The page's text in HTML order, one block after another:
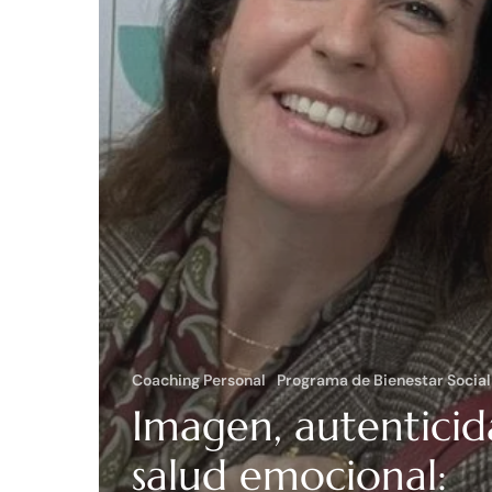
Coaching Personal Programa de Bienestar
Imagen,
salud emocional: